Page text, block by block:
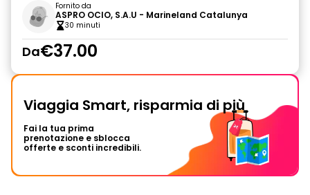
Fornito da
ASPRO OCIO, S.A.U - Marineland Catalunya
30 minuti
Da€37.00
Viaggia Smart, risparmia di più
Fai la tua prima
prenotazione e sblocca
offerte e sconti incredibili.